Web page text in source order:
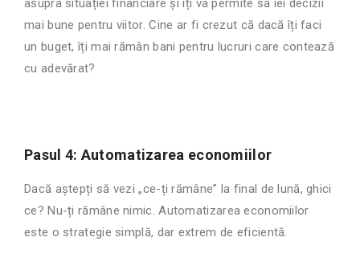
asupra situației financiare și îți va permite să iei decizii
mai bune pentru viitor. Cine ar fi crezut că dacă îți faci
un buget, îți mai rămân bani pentru lucruri care contează
cu adevărat?
Pasul 4: Automatizarea economiilor
Dacă aștepți să vezi „ce-ți rămâne” la final de lună, ghici
ce? Nu-ți rămâne nimic. Automatizarea economiilor
este o strategie simplă, dar extrem de eficientă.